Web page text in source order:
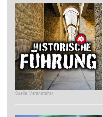
Quelle: Veranstalter